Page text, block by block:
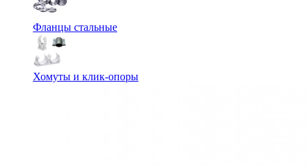
Фланцы стальные
Хомуты и клик-опоры